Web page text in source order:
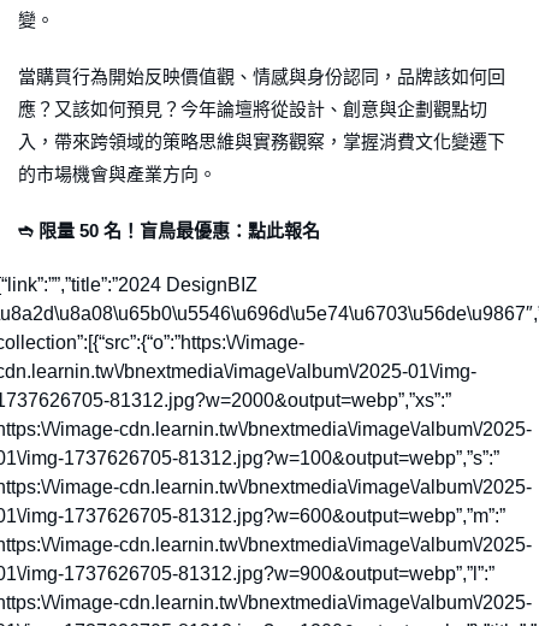
變。
當購買行為開始反映價值觀、情感與身份認同，品牌該如何回
應？又該如何預見？今年論壇將從設計、創意與企劃觀點切
入，帶來跨領域的策略思維與實務觀察，掌握消費文化變遷下
的市場機會與產業方向。
➬ 限量 50 名！盲鳥最優惠：點此報名
DesignBIZ
\/image-
bnextmedia\/image\/album\/2025-01\/img-
81312.jpg?w=2000&output=webp”,”xs”:”
\/image-cdn.learnin.tw\/bnextmedia\/image\/album\/2025-
img-1737626705-81312.jpg?w=100&output=webp”,”s”:”
\/image-cdn.learnin.tw\/bnextmedia\/image\/album\/2025-
img-1737626705-81312.jpg?w=600&output=webp”,”m”:”
\/image-cdn.learnin.tw\/bnextmedia\/image\/album\/2025-
img-1737626705-81312.jpg?w=900&output=webp”,”l”:”
\/image-cdn.learnin.tw\/bnextmedia\/image\/album\/2025-